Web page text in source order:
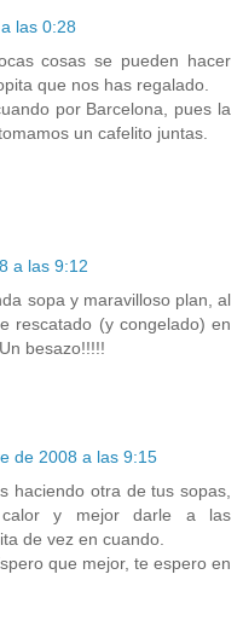
las 0:28
cosas se pueden hacer
que nos has regalado.
por Barcelona, pues la
un cafelito juntas.
a las 9:12
sopa y maravilloso plan, al
rescatado (y congelado) en
besazo!!!!!
de 2008 a las 9:15
haciendo otra de tus sopas,
y mejor darle a las
de vez en cuando.
que mejor, te espero en